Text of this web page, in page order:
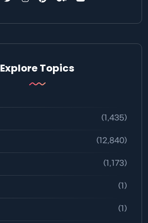
Explore Topics
(1,435)
(12,840)
(1,173)
(1)
(1)